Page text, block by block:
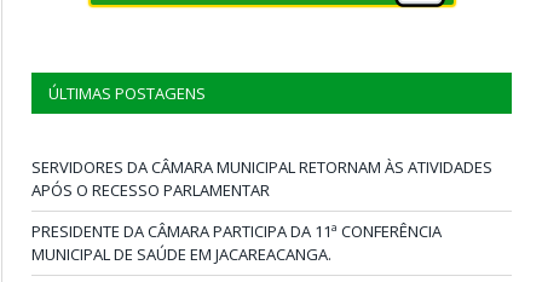
ÚLTIMAS POSTAGENS
SERVIDORES DA CÂMARA MUNICIPAL RETORNAM ÀS ATIVIDADES
APÓS O RECESSO PARLAMENTAR
PRESIDENTE DA CÂMARA PARTICIPA DA 11ª CONFERÊNCIA
MUNICIPAL DE SAÚDE EM JACAREACANGA.